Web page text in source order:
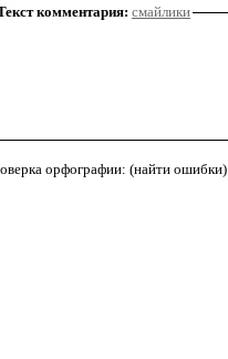
комментария: смайлики
орфографии: (найти ошибки)